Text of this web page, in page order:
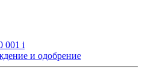
001 i
и одобрение